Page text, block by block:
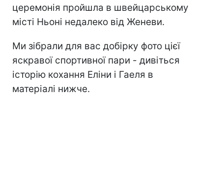
церемонія пройшла в швейцарському
місті Ньоні недалеко від Женеви.
Ми зібрали для вас добірку фото цієї
яскравої спортивної пари - дивіться
історію кохання Еліни і Гаеля в
матеріалі нижче.